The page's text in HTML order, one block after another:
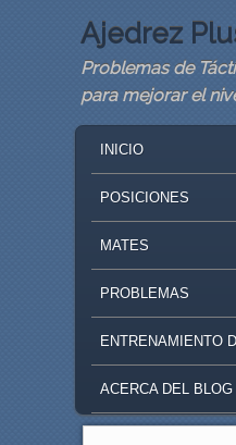
Ajedrez
Problemas de
para mejorar el
SKIP TO PRIMARY
SKIP TO
INICIO
POSICIONES
MATES
PROBLEMAS
ENTRENAMIENTO
ACERCA DEL BLOG